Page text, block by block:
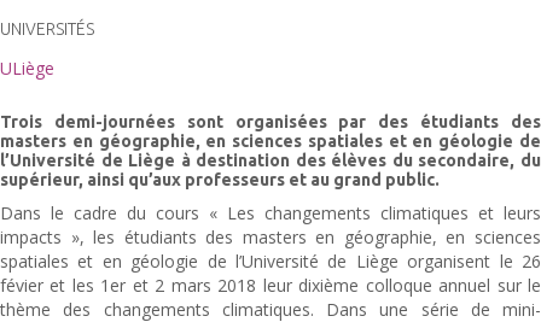
UNIVERSITÉS
ULiège
Trois demi-journées sont organisées par des étudiants des
masters en géographie, en sciences spatiales et en géologie de
l’Université de Liège à destination des élèves du secondaire, du
supérieur, ainsi qu’aux professeurs et au grand public.
Dans le cadre du cours « Les changements climatiques et leurs
impacts », les étudiants des masters en géographie, en sciences
spatiales et en géologie de l’Université de Liège organisent le 26
févier et les 1er et 2 mars 2018 leur dixième colloque annuel sur le
thème des changements climatiques. Dans une série de mini-